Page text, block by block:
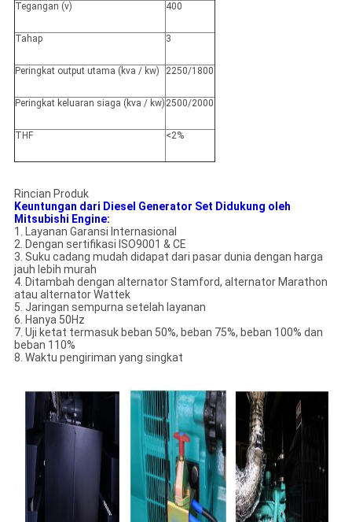
Tegangan (v) 400
Tahap 3
Peringkat output utama (kva / kw) 2250/1800
Peringkat keluaran siaga (kva / kw) 2500/2000
THF <2%
Rincian Produk
Keuntungan dari Diesel Generator Set Didukung oleh
Mitsubishi Engine:
1. Layanan Garansi Internasional
2. Dengan sertifikasi ISO9001 & CE
3. Suku cadang mudah didapat dari pasar dunia dengan harga
jauh lebih murah
4. Ditambah dengan alternator Stamford, alternator Marathon
atau alternator Wattek
5. Jaringan sempurna setelah layanan
6. Hanya 50Hz
7. Uji ketat termasuk beban 50%, beban 75%, beban 100% dan
beban 110%
8. Waktu pengiriman yang singkat